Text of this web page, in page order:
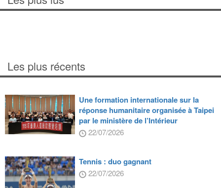
Les plus récents
Une formation internationale sur la
réponse humanitaire organisée à Taipei
par le ministère de l’Intérieur
22/07/2026
Tennis : duo gagnant
22/07/2026